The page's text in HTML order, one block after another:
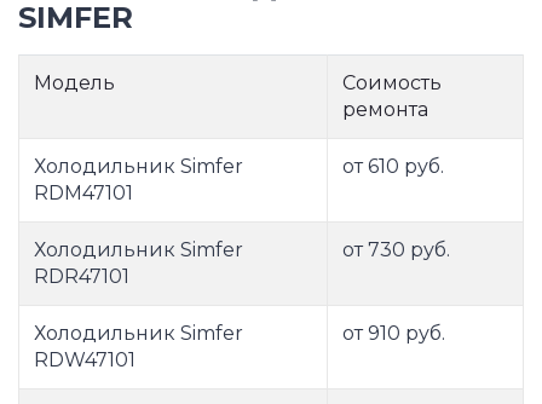
SIMFER
Модель
Соимость
ремонта
Холодильник Simfer
RDM47101
от 610 руб.
Холодильник Simfer
RDR47101
от 730 руб.
Холодильник Simfer
RDW47101
от 910 руб.